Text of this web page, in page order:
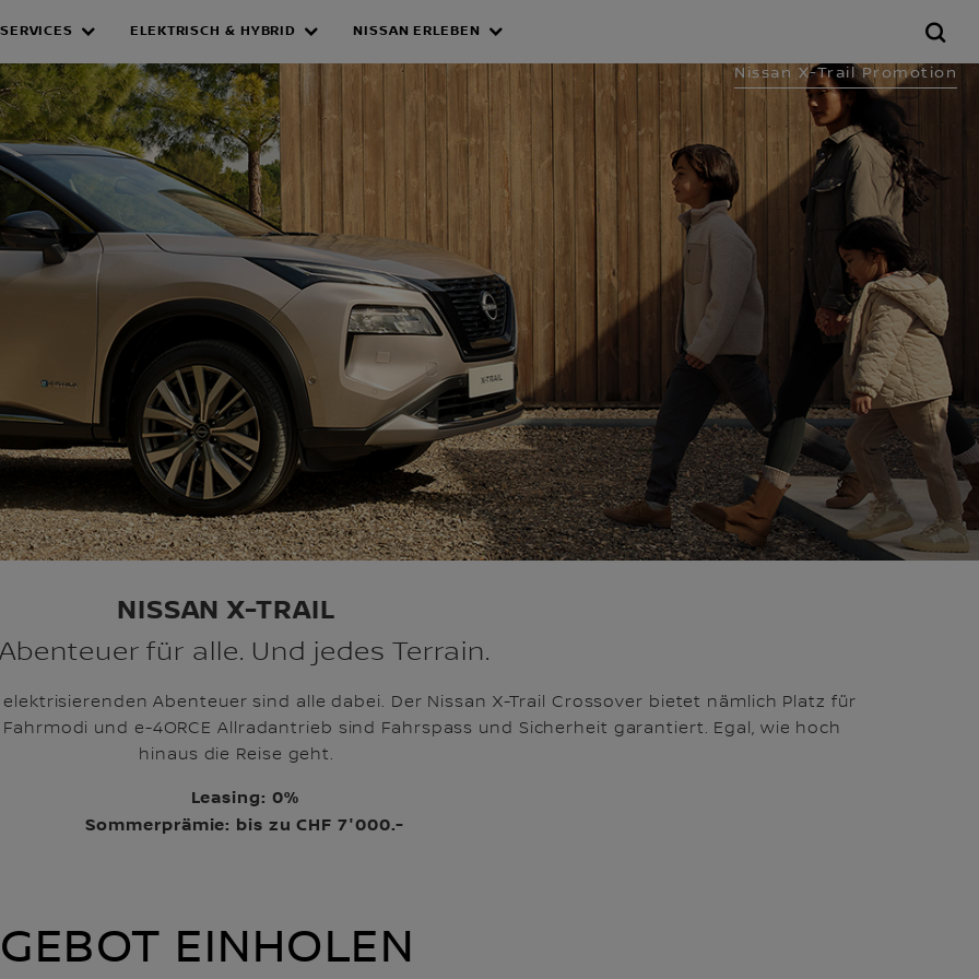
PROMOTION
SERVICES ELEKTRISCH & HYBRID NISSAN ERLEBEN
Nissan X-Trail Promotion
NISSAN X-TRAIL
Abenteuer für alle. Und jedes Terrain.
Abenteuer sind alle dabei. Der Nissan X-Trail Crossover bietet nämlich Platz für
und e-4ORCE Allradantrieb sind Fahrspass und Sicherheit garantiert. Egal, wie hoch
hinaus die Reise geht.
Leasing: 0%
Sommerprämie: bis zu CHF 7'000.-
EINHOLEN